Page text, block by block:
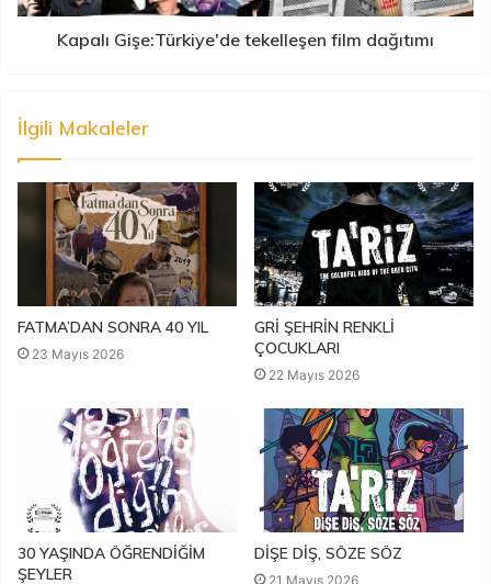
Kapalı Gişe:Türkiye'de tekelleşen film dağıtımı
İlgili Makaleler
FATMA’DAN SONRA 40 YIL
23 Mayıs 2026
GRİ ŞEHRİN RENKLİ
ÇOCUKLARI
22 Mayıs 2026
30 YAŞINDA ÖĞRENDİĞİM
ŞEYLER
DİŞE DİŞ, SÖZE SÖZ
21 Mayıs 2026